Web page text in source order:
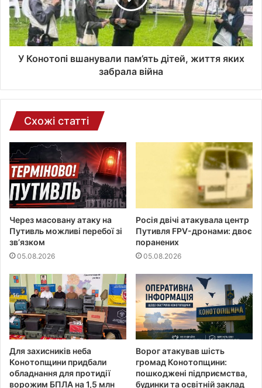
о
н
н
о
ш
и
У Конотопі вшанували пам’ять дітей, життя яких
забрала війна
Схожі статті
Через масовану атаку на
Путивль можливі перебої зі
звʼязком
05.08.2026
Росія двічі атакувала центр
Путивля FPV-дронами: двоє
поранених
05.08.2026
Для захисників неба
Конотопщини придбали
обладнання для протидії
ворожим БПЛА на 1,5 млн
Ворог атакував шість
громад Конотопщини:
пошкоджені підприємства,
будинки та освітній заклад